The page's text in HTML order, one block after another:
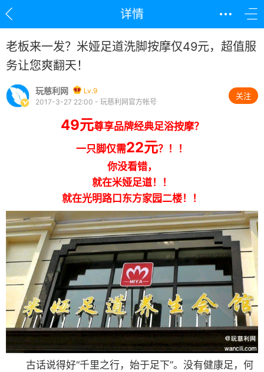
详情
老板来一发？米娅足道洗脚按摩仅49元，超值服
务让您爽翻天！
玩慈利网
Lv.9
2017-3-27 22:00 - 玩慈利网官方帐号
关注
49元尊享品牌经典足浴按摩？
一只脚仅需22元？！！
你没看错，
就在米娅足道！！
就在光明路口东方家园二楼！！
古话说得好“千里之行，始于足下”。没有健康足，何